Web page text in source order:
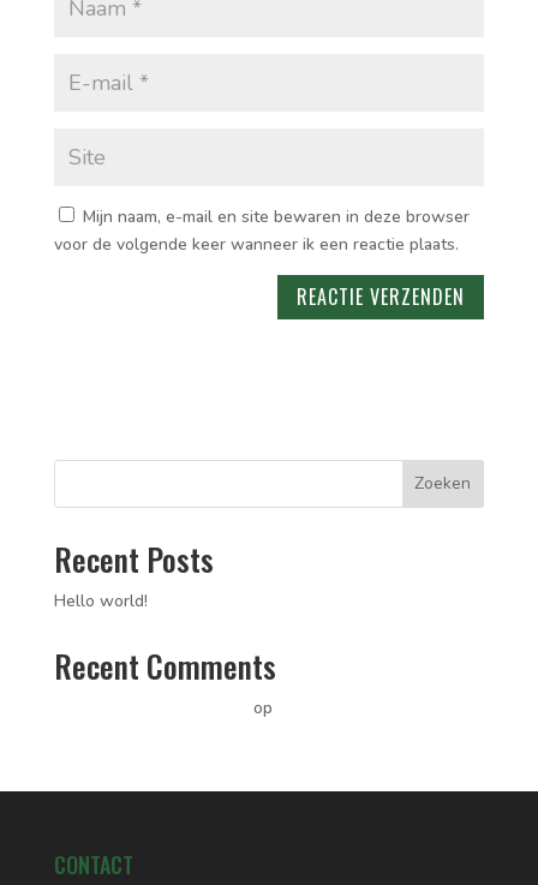
Mijn naam, e-mail en site bewaren in deze browser
voor de volgende keer wanneer ik een reactie plaats.
Zoeken
Recent Posts
Hello world!
Recent Comments
op
CONTACT